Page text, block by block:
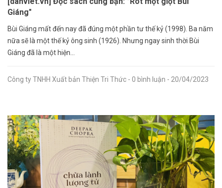
Giáng"
Bùi Giáng mất đến nay đã đúng một phần tư thế kỷ (1998). Ba năm
nữa sẽ là một thế kỷ ông sinh (1926). Nhưng ngay sinh thời Bùi
Giáng đã là một hiện...
Công ty TNHH Xuất bản Thiện Tri Thức - 0 bình luận - 20/04/2023